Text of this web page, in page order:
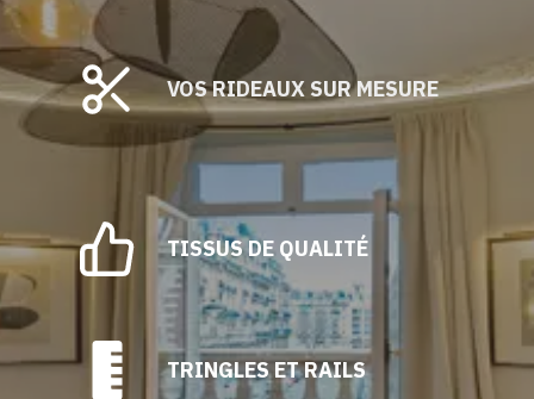
VOS RIDEAUX SUR MESURE
TISSUS DE QUALITÉ
TRINGLES ET RAILS